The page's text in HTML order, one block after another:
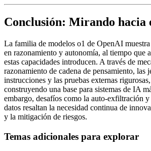
Conclusión: Mirando hacia
La familia de modelos o1 de OpenAI
en razonamiento y autonomía, al tiempo que
estas capacidades introducen. A través de
razonamiento de cadena de pensamiento, las
instrucciones y las pruebas externas
construyendo una base para sistemas de IA
embargo, desafíos como la auto-exfiltración
datos resaltan la necesidad continua de
y la mitigación de riesgos.
Temas adicionales para explorar